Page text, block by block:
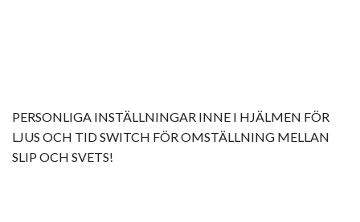
PERSONLIGA INSTÄLLNINGAR INNE I HJÄLMEN FÖR
LJUS OCH TID SWITCH FÖR OMSTÄLLNING MELLAN
SLIP OCH SVETS!